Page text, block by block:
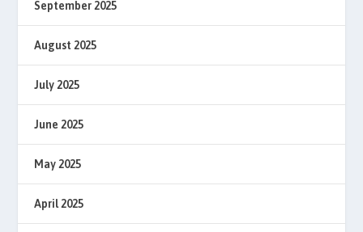
September 2025
August 2025
July 2025
June 2025
May 2025
April 2025